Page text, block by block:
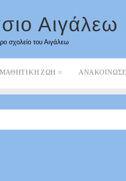
Αιγάλεω
σχολείο του Αιγάλεω
ΜΑΘΗΤΙΚΉ ΖΩΉ